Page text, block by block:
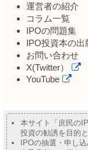
運営者の紹介
コラム一覧
IPOの問題集
IPO投資本の出
お問い合わせ
X(Twitter）
YouTube
本サイト「庶民の
投資の勧誘を目的
IPOの抽選・申し